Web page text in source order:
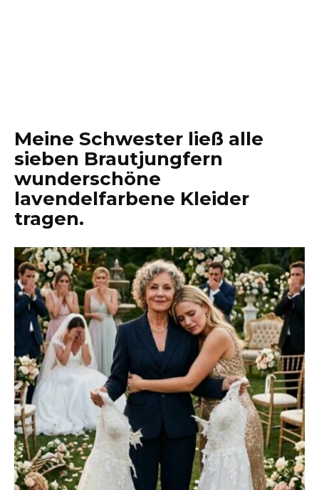
Meine Schwester ließ alle
sieben Brautjungfern
wunderschöne
lavendelfarbene Kleider
tragen.